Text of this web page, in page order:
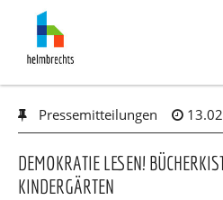
main
content
Pressemitteilungen
DEMOKRATIE LESEN!
KINDERGÄRTEN